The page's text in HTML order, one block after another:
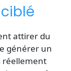
attirer du
générer un
réellement